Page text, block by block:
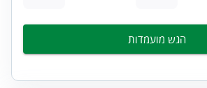
הגש מועמדות